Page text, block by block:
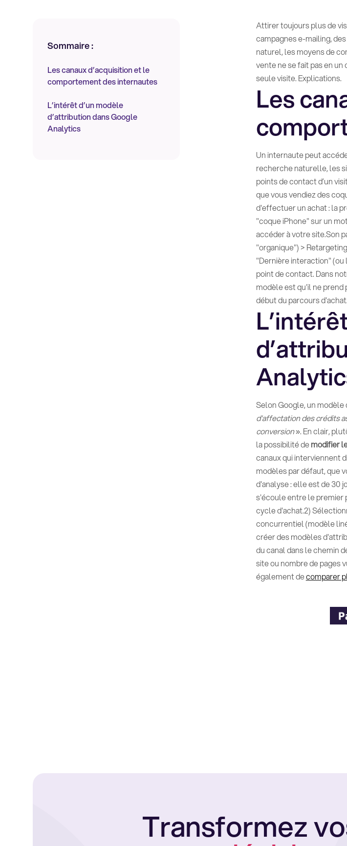
Sommaire :
Les canaux d’acquisition et le
comportement des internautes
L’intérêt d’un modèle
d’attribution dans Google
Analytics
Attirer toujours plus de
campagnes e-mailing,
naturel, les moyens de
vente ne se fait pas en
seule visite. Explications.
Les
Un internaute peut
recherche naturelle, les
points de contact d’un
que vous vendiez des
d'effectuer un achat : la
"coque iPhone" sur un
accéder à votre site.Son
"organique") >
"Dernière interaction" (ou
point de contact. Dans
modèle est qu'il ne
début du parcours
Selon Google, un
d'affectation des crédits
conversion». En clair,
la possibilité demodifier
canaux qui interviennent
modèles par défaut, que
d'analyse : elle est de 30
s'écoule entre le premier
cycle d'achat.2)
concurrentiel (modèle
créer des modèles
du canal dans le chemin
site ou nombre de pages
également decomparer
Transformez